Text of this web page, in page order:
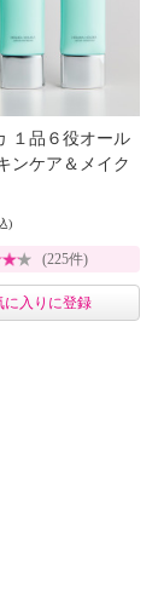
１品６役オール
ンケア＆メイク
)
(225件)
に入りに登録